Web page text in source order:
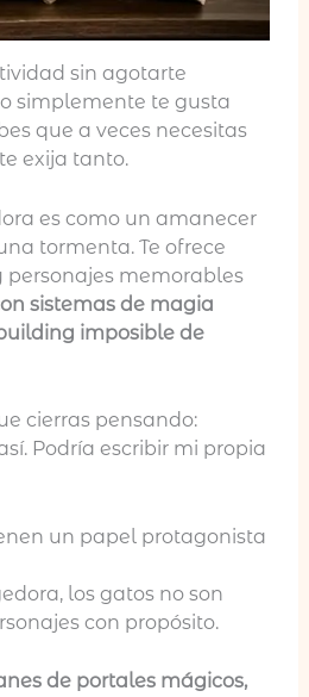
sin agotarte
simplemente te gusta
que a veces necesitas
exija tanto.
es como un amanecer
tormenta. Te ofrece
personajes memorables
sistemas de magia
imposible de
cierras pensando:
Podría escribir mi propia
un papel protagonista
los gatos no son
con propósito.
de portales mágicos,